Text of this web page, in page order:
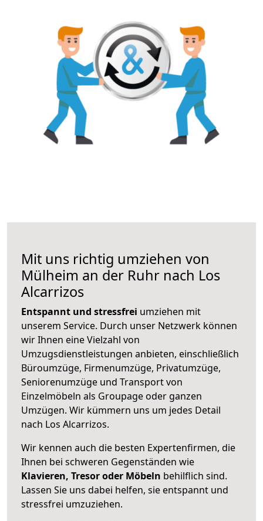
Mit uns richtig umziehen von
Mülheim an der Ruhr nach Los
Alcarrizos
Entspannt und stressfrei umziehen mit
unserem Service. Durch unser Netzwerk können
wir Ihnen eine Vielzahl von
Umzugsdienstleistungen anbieten, einschließlich
Büroumzüge, Firmenumzüge, Privatumzüge,
Seniorenumzüge und Transport von
Einzelmöbeln als Groupage oder ganzen
Umzügen. Wir kümmern uns um jedes Detail
nach Los Alcarrizos.
Wir kennen auch die besten Expertenfirmen, die
Ihnen bei schweren Gegenständen wie
Klavieren, Tresor oder Möbeln behilflich sind.
Lassen Sie uns dabei helfen, sie entspannt und
stressfrei umzuziehen.